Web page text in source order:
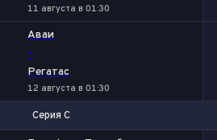
11 августа в 01:30
Аваи
-
Регатас
12 августа в 01:30
Серия С